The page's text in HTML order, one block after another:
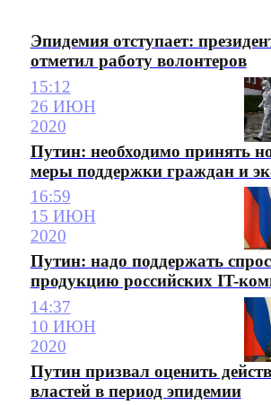
Эпидемия отступает:
отметил работу волонтеров
15:12
26 ИЮН
2020
Путин: необходимо принять
меры поддержки граждан и
16:59
15 ИЮН
2020
Путин: надо поддержать
продукцию российских IT-
14:37
10 ИЮН
2020
Путин призвал оценить
властей в период эпидемии